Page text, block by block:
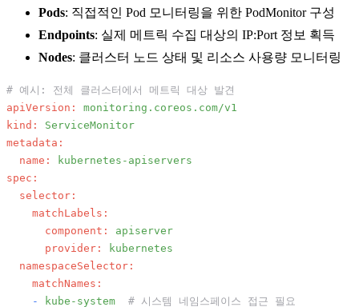
Pods: 직접적인 Pod 모니터링을 위한 PodMonitor 구성
Endpoints: 실제 메트릭 수집 대상의 IP:Port 정보 획득
Nodes: 클러스터 노드 상태 및 리소스 사용량 모니터링
# 예시: 전체 클러스터에서 메트릭 대상 발견
apiVersion:
monitoring.coreos.com/v1
kind:
ServiceMonitor
metadata:
name:
kubernetes-apiservers
spec:
selector:
matchLabels:
component:
apiserver
provider:
kubernetes
namespaceSelector:
matchNames:
-
kube-system # 시스템 네임스페이스 접근 필요